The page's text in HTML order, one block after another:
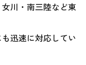
川・南三陸など東
迅速に対応してい